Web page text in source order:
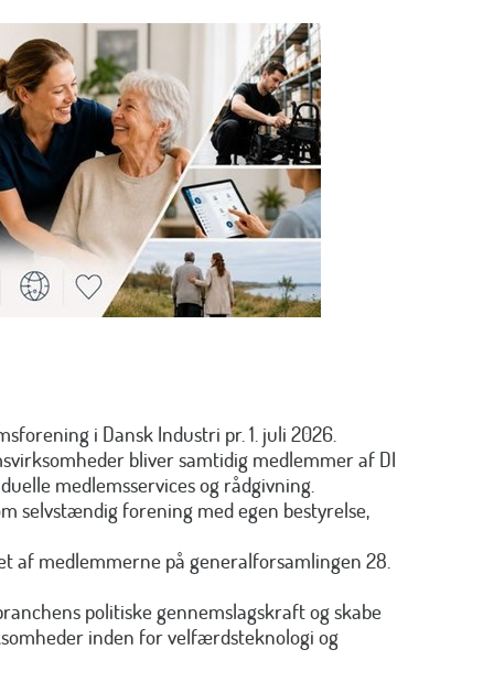
i Dansk Industri pr. 1. juli 2026.
bliver samtidig medlemmer af DI
medlemsservices og rådgivning.
selvstændig forening med egen bestyrelse,
af medlemmerne på generalforsamlingen 28.
politiske gennemslagskraft og skabe
inden for velfærdsteknologi og